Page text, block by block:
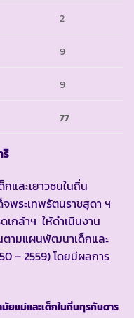
2
9
9
77
ริ
ะเยาวชนในถิ่น
พระเทพรัตนราชสุดา ฯ
กล้าฯ ให้ดำเนินงาน
นตามแผนพัฒนาเด็กและ
– 2559) โดยมีผลการ
ยแม่และเด็กในถิ่นทุรกันดาร